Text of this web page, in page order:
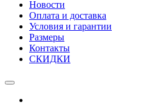
Новости
Оплата и доставка
Условия и гарантии
Размеры
Контакты
СКИДКИ